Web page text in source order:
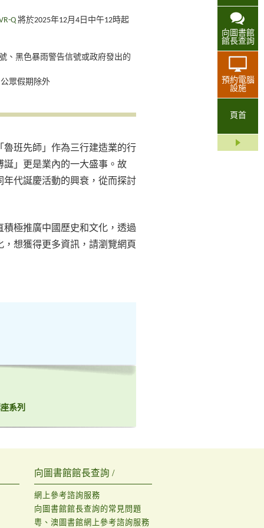
向圖書館
館長查詢
預約電腦
設施
頁首
Q 將於2025年12月4日中午12時起
、黑色暴雨警告信號或政府發出的
公眾假期除外
班先師」作為三行建造業的行
」更是業內的一大盛事。故
代誕慶活動的興衰，從而探討
極推廣中國歷史和文化，透過
想獲得更多資訊，請瀏覽網頁
系列
向圖書館館長查詢 /
網上參考諮詢服務
向圖書館館長查詢的常見問題
粵、澳圖書館網上參考諮詢服務